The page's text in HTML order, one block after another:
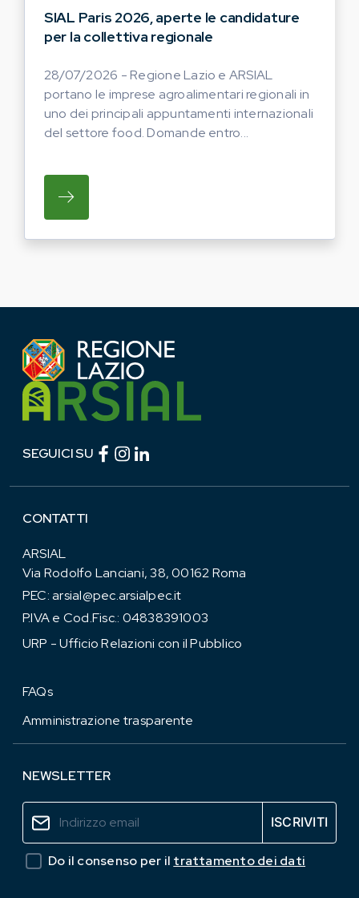
SIAL Paris 2026, aperte le candidature
per la collettiva regionale
28/07/2026 - Regione Lazio e ARSIAL
portano le imprese agroalimentari regionali in
uno dei principali appuntamenti internazionali
del settore food. Domande entro...
SU REGIONE LAZIO E ARSIAL PORTANO
SEGUICI SU Facebook (link esterno)
Instagram (link esterno)
CONTATTI
ARSIAL
Via Rodolfo Lanciani, 38, 00162 Roma
PEC:arsial@pec.arsialpec.it
P.IVA e Cod.Fisc.: 04838391003
URP - Ufficio Relazioni con il Pubblico
FAQs
Amministrazione trasparente
NEWSLETTER
Do il consenso per il trattamento dei dati